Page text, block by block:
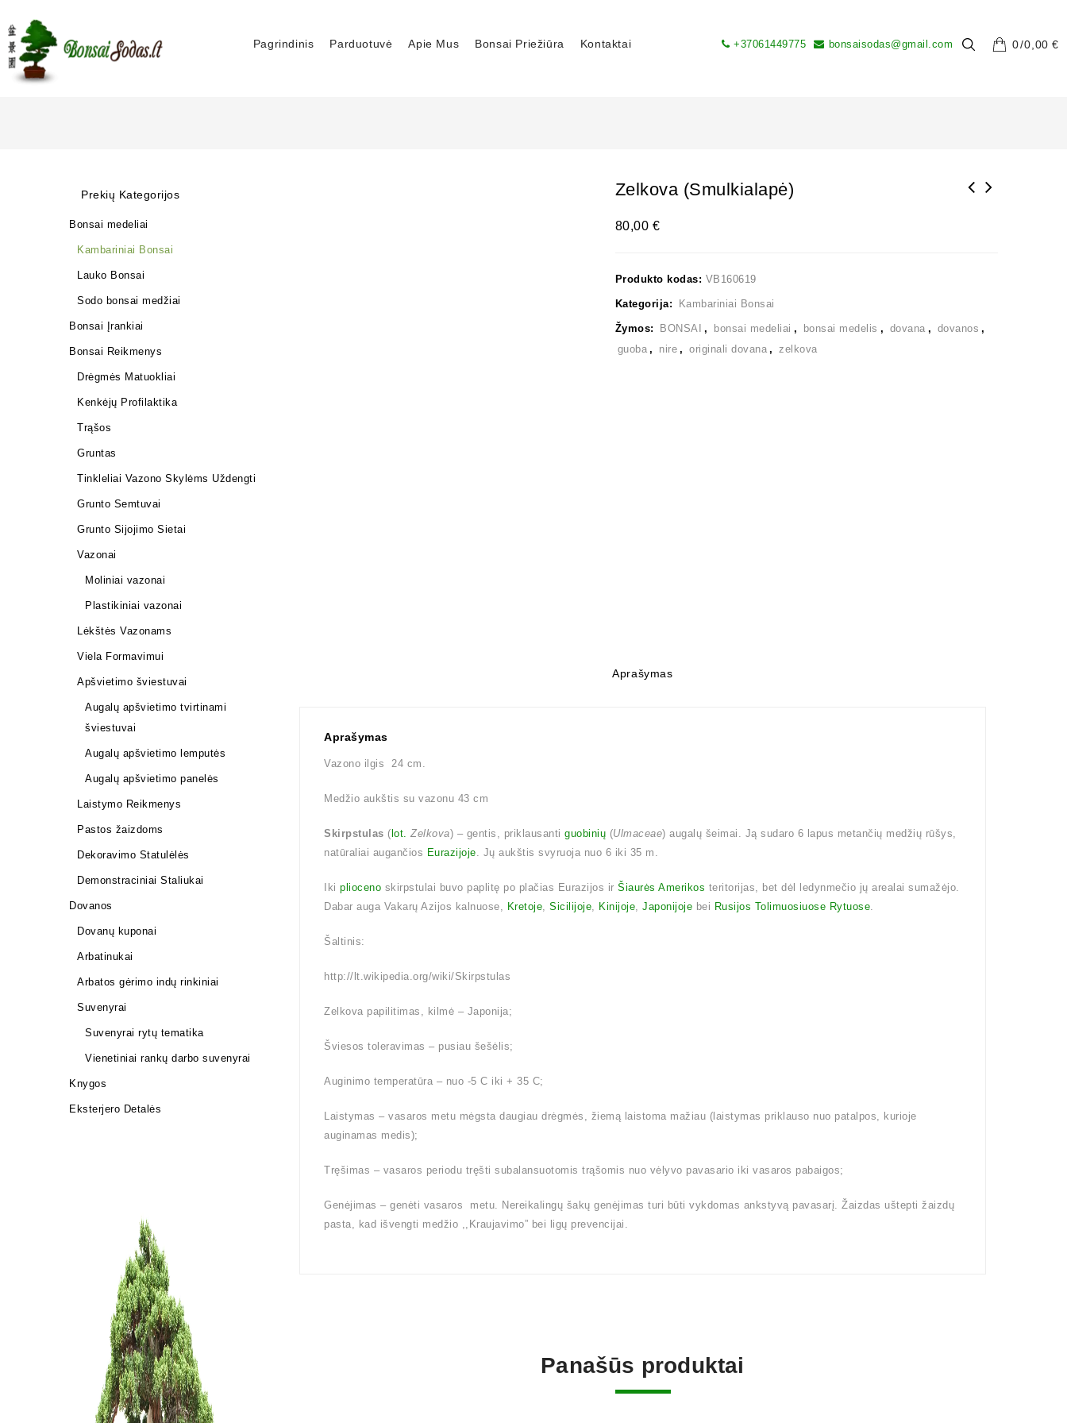
Pagrindinis Parduotuvė Apie Mus Bonsai Priežiūra Kontaktai 0 0,00€
+37061449775 bonsaisodas@gmail.com
Zelkova (smulkialapė)
80,00€
Produkto kodas: VB160619
Kategorija: Kambariniai Bonsai
Žymos: BONSAI , bonsai medeliai , bonsai medelis , dovana , dovanos ,
guoba , nire , originali dovana , zelkova
Aprašymas
Aprašymas
Vazono ilgis 24 cm.
Medžio aukštis su vazonu 43 cm
Skirpstulas ( lot. Zelkova) – gentis, priklausanti guobinių (Ulmaceae) augalų šeimai. Ją sudaro 6 lapus metančių medžių rūšys,
natūraliai augančios Eurazijoje. Jų aukštis svyruoja nuo 6 iki 35 m.
Iki plioceno skirpstulai buvo paplitę po plačias Eurazijos ir Šiaurės Amerikos teritorijas, bet dėl ledynmečio jų arealai sumažėjo.
Dabar auga Vakarų Azijos kalnuose, Kretoje, Sicilijoje, Kinijoje, Japonijoje bei Rusijos Tolimuosiuose Rytuose.
Šaltinis:
http://lt.wikipedia.org/wiki/Skirpstulas
Zelkova papilitimas, kilmė – Japonija;
Šviesos toleravimas – pusiau šešėlis;
Auginimo temperatūra – nuo -5 C iki + 35 C;
Laistymas – vasaros metu mėgsta daugiau drėgmės, žiemą laistoma mažiau (laistymas priklauso nuo patalpos, kurioje
auginamas medis);
Tręšimas – vasaros periodu tręšti subalansuotomis trąšomis nuo vėlyvo pavasario iki vasaros pabaigos;
Genėjimas – genėti vasaros metu. Nereikalingų šakų genėjimas turi būti vykdomas ankstyvą pavasarį. Žaizdas uštepti žaizdų
pasta, kad išvengti medžio ,,Kraujavimo” bei ligų prevencijai.
Panašūs produktai
Prekių Kategorijos
Bonsai medeliai
Kambariniai Bonsai
Lauko Bonsai
Sodo bonsai medžiai
Bonsai Įrankiai
Bonsai Reikmenys
Drėgmės Matuokliai
Kenkėjų Profilaktika
Trąšos
Gruntas
Tinkleliai Vazono Skylėms Uždengti
Grunto Semtuvai
Grunto Sijojimo Sietai
Vazonai
Moliniai vazonai
Plastikiniai vazonai
Lėkštės Vazonams
Viela Formavimui
Apšvietimo šviestuvai
Augalų apšvietimo tvirtinami
šviestuvai
Augalų apšvietimo lemputės
Augalų apšvietimo panelės
Laistymo Reikmenys
Pastos žaizdoms
Dekoravimo Statulėlės
Demonstraciniai Staliukai
Dovanos
Dovanų kuponai
Arbatinukai
Arbatos gėrimo indų rinkiniai
Suvenyrai
Suvenyrai rytų tematika
Vienetiniai rankų darbo suvenyrai
Knygos
Eksterjero Detalės